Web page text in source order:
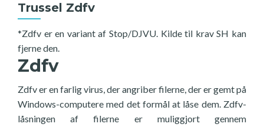
Trussel Zdfv
*Zdfv er en variant af Stop/DJVU. Kilde til krav SH kan
fjerne den.
Zdfv
Zdfv er en farlig virus, der angriber filerne, der er gemt på
Windows-computere med det formål at låse dem. Zdfv-
låsningen af filerne er muliggjort gennem